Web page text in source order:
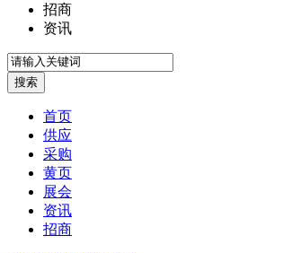
招商
资讯
首页
供应
采购
黄页
展会
资讯
招商